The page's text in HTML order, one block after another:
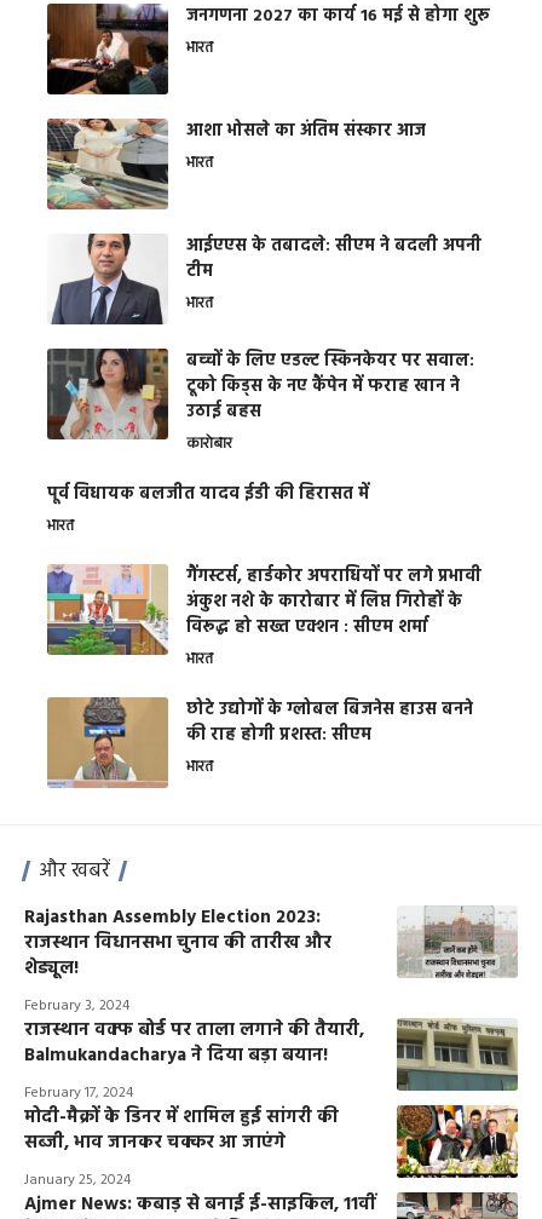
जनगणना 2027 का कार्य 16 मई से होगा शुरू
भारत
आशा भोसले का अंतिम संस्कार आज
भारत
आईएएस के तबादले: सीएम ने बदली अपनी
टीम
भारत
बच्चों के लिए एडल्ट स्किनकेयर पर सवाल:
टूको किड्स के नए कैंपेन में फराह खान ने
उठाई बहस
कारोबार
पूर्व विधायक बलजीत यादव ईडी की हिरासत में
भारत
गैंगस्टर्स, हार्डकोर अपराधियों पर लगे प्रभावी
अंकुश नशे के कारोबार में लिप्त गिरोहों के
विरूद्ध हो सख्त एक्शन : सीएम शर्मा
भारत
छोटे उद्योगों के ग्लोबल बिजनेस हाउस बनने
की राह होगी प्रशस्त: सीएम
भारत
और खबरें
Rajasthan Assembly Election 2023:
राजस्थान विधानसभा चुनाव की तारीख और
शेड्यूल!
February 3, 2024
राजस्थान वक्फ बोर्ड पर ताला लगाने की तैयारी,
Balmukandacharya ने दिया बड़ा बयान!
February 17, 2024
मोदी-मैक्रों के डिनर में शामिल हुई सांगरी की
सब्जी, भाव जानकर चक्कर आ जाएंगे
January 25, 2024
Ajmer News: कबाड़ से बनाई ई-साइकिल, 11वीं